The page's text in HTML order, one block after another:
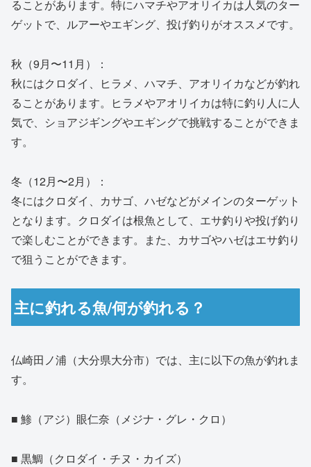
ることがあります。特にハマチやアオリイカは人気のター
ゲットで、ルアーやエギング、投げ釣りがオススメです。
秋（9月〜11月）：
秋にはクロダイ、ヒラメ、ハマチ、アオリイカなどが釣れ
ることがあります。ヒラメやアオリイカは特に釣り人に人
気で、ショアジギングやエギングで挑戦することができま
す。
冬（12月〜2月）：
冬にはクロダイ、カサゴ、ハゼなどがメインのターゲット
となります。クロダイは根魚として、エサ釣りや投げ釣り
で楽しむことができます。また、カサゴやハゼはエサ釣り
で狙うことができます。
主に釣れる魚/何が釣れる？
仏崎田ノ浦（大分県大分市）では、主に以下の魚が釣れま
す。
■ 鯵（アジ）眼仁奈（メジナ・グレ・クロ）
■ 黒鯛（クロダイ・チヌ・カイズ）